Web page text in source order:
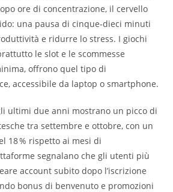
ore di concentrazione, il cervello
una pausa di cinque‑dieci minuti
e ridurre lo stress. I giochi
le slot e le scommesse
offrono quel tipo di
accessibile da laptop o smartphone.
ultimi due anni mostrano un picco di
tra settembre e ottobre, con un
18 % rispetto ai mesi di
segnalano che gli utenti più
account subito dopo l’iscrizione
bonus di benvenuto e promozioni